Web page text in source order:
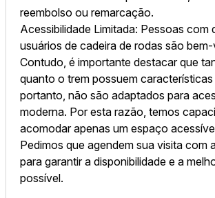
reembolso ou remarcação.
Acessibilidade Limitada: Pessoas com
usuários de cadeira de rodas são
Contudo, é importante destacar que
quanto o trem possuem
portanto, não são adaptados para
moderna. Por esta razão, temos
acomodar apenas um espaço
Pedimos que agendem sua visita com
para garantir a disponibilidade e a
possível.